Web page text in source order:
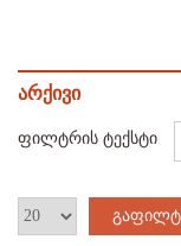
არქივი
ფილტრის ტექსტი